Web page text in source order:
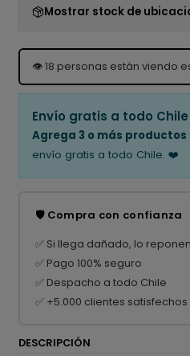
Mostrar stock de
👁️18 personas están viendo
Envío gratis a todo Chile
Agrega 3 o más productos
envío gratis a todo Chile. ❤️
🛡️ Compra con confianza
✅ Si llega dañado, lo
✅ Pago 100% seguro
✅ Despacho a todo Chile
✅ +5.000 clientes satisfechos
DESCRIPCIÓN